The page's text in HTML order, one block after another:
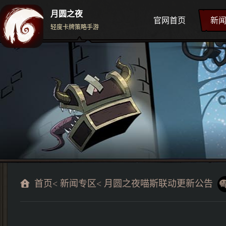
月圆之夜
轻度卡牌策略手游
官网首页 新
首页< 新闻专区< 月圆之夜喵斯联动更新公告